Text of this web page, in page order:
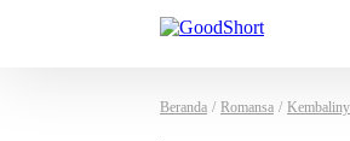
Beranda / Romansa /